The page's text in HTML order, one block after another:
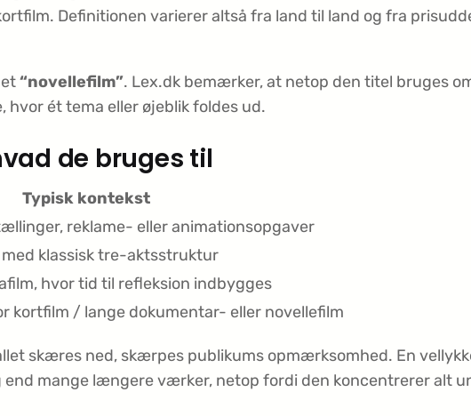
Definitionen varierer altså fra land til land og fra
“novellefilm”. Lex.dk bemærker, at netop den titel bruges
ét tema eller øjeblik foldes ud.
de bruges til
Typisk kontekst
reklame- eller animationsopgaver
klassisk tre-aktsstruktur
hvor tid til refleksion indbygges
kortfilm / lange dokumentar- eller novellefilm
skæres ned, skærpes publikums opmærksomhed. En
mange længere værker, netop fordi den koncentrerer alt